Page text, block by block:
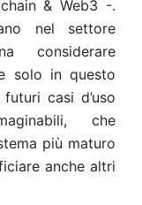
& Web3 -.
nel settore
considerare
solo in questo
casi d’uso
che
più maturo
anche altri